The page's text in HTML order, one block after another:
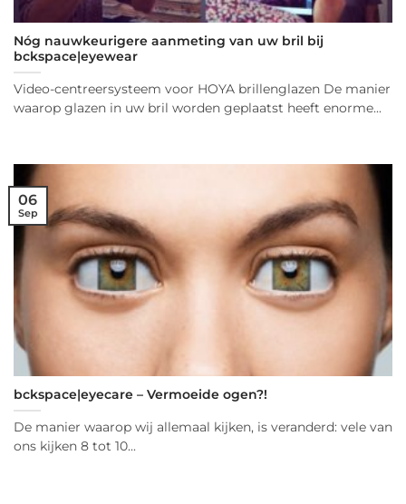
Nóg nauwkeurigere aanmeting van uw bril bij
bckspace|eyewear
Video-centreersysteem voor HOYA brillenglazen De manier
waarop glazen in uw bril worden geplaatst heeft enorme...
bckspace|eyecare – Vermoeide ogen?!
De manier waarop wij allemaal kijken, is veranderd: vele van
ons kijken 8 tot 10...
06
Sep